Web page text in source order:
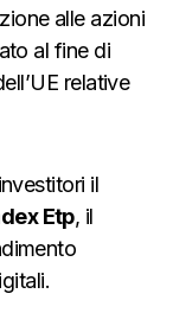
alle azioni
al fine di
relative
il
Etp, il